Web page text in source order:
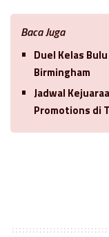
Baca Juga
Duel Kelas
Birmingham
Jadwal
Promotions di